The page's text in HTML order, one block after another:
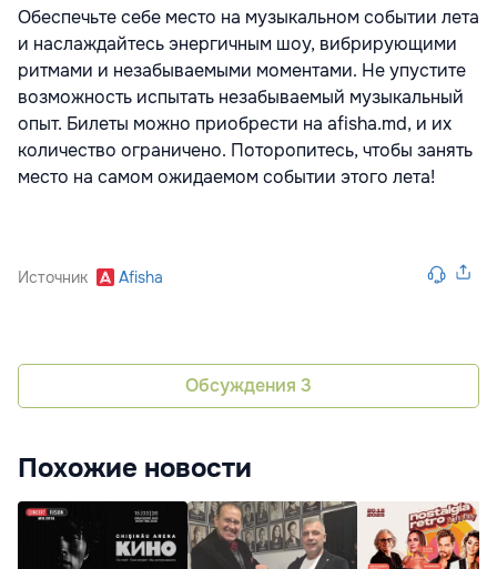
Обеспечьте себе место на музыкальном событии лета
и наслаждайтесь энергичным шоу, вибрирующими
ритмами и незабываемыми моментами. Не упустите
возможность испытать незабываемый музыкальный
опыт. Билеты можно приобрести на afisha.md, и их
количество ограничено. Поторопитесь, чтобы занять
место на самом ожидаемом событии этого лета!
Источник Afisha
Обсуждения 3
Похожие новости